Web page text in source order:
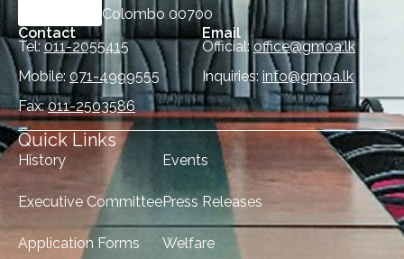
Colombo 00700
Contact
Tel:011-2055415
Mobile: 071-4999555
Fax:011-2503586
Email
Official:office@gmoa.lk
Inquiries: info@gmoa.lk
Quick Links
History
Executive Committee
Application Forms
Events
Press Releases
Welfare